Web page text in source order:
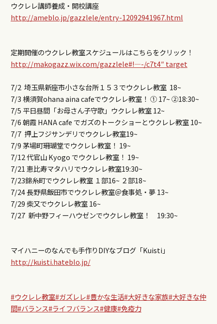
ウクレレ講師養成・開校講座
http://ameblo.jp/gazzlele/entry-12092941967.html
定期開催のウクレレ教室スケジュールはこちらをクリック！
http://makogazz.wix.com/gazzlele#!—-/c7t4″ target
7/2 埼玉県新座市小さな台所１５３でウクレレ教室 18~
7/3 横須賀ohana aina cafeでウクレレ教室！ ① 17~ ②18:30~
7/5 平日昼間「お母さん子守歌」ウクレレ教室 12~
7/6 朝霞 HANA cafe でガズのトークショーとウクレレ教室 10~
7/7 押上フジサンデリでウクレレ教室19~
7/9 茅場町珊瑚堂でウクレレ教室！ 19~
7/12 代官山 Kyogo でウクレレ教室！ 19~
7/21 恵比寿マタハリでウクレレ教室19:30~
7/23錦糸町でウクレレ教室 １部16~ ２部18~
7/24 長野県飯田市でウクレレ教室＠食事処・夢 13~
7/29 柴又でウクレレ教室 16~
7/27 新中野フィーハウゼンでウクレレ教室！ 19:30~
マイハニーのなんでも手作りDIYなブログ「Kuisti」
http://kuisti.hateblo.jp/
#ウクレレ教室#ガズレレ#豊かな生活#大好きな家族#大好きな仲
間#バランス#ライフバランス#健康#免疫力